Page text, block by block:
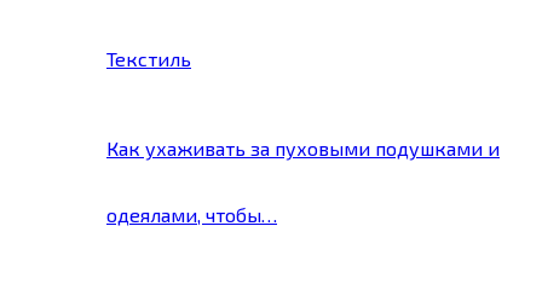
Текстиль
Как ухаживать за пуховыми подушками и
одеялами, чтобы…